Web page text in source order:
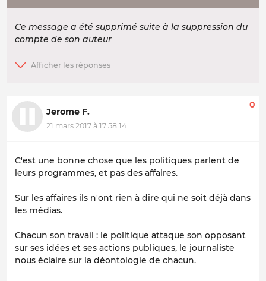
Ce message a été supprimé suite à la suppression du
compte de son auteur
Jerome F.
21 mars 2017 à 17:58:14
0
C'est une bonne chose que les politiques parlent de
leurs programmes, et pas des affaires.
Sur les affaires ils n'ont rien à dire qui ne soit déjà dans
les médias.
Chacun son travail : le politique attaque son opposant
sur ses idées et ses actions publiques, le journaliste
nous éclaire sur la déontologie de chacun.